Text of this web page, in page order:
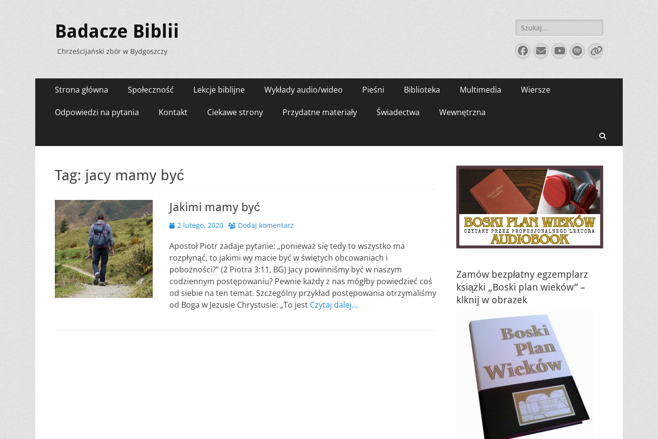
Badacze Biblii
Chrześcijański zbór w Bydgoszczy
Szukaj:
Facebook
E-
mail
YouTube
Spotify
Link
Menu
zawartości
Strona główna Społeczność Lekcje biblijne Wykłady audio/wideo Pieśni Biblioteka Multimedia Wiersze
Odpowiedzi na pytania Kontakt Ciekawe strony Przydatne materiały Świadectwa Wewnętrzna
Tag: jacy mamy być
Jakimi mamy być
Opublikowano
2 lutego, 2020 Dodaj komentarz
Apostoł Piotr zadaje pytanie: „ponieważ się tedy to wszystko ma
rozpłynąć, to jakimi wy macie być w świętych obcowaniach i
pobożności?” (2 Piotra 3:11, BG) Jacy powinniśmy być w naszym
codziennym postępowaniu? Pewnie każdy z nas mógłby powiedzieć coś
od siebie na ten temat. Szczególny przykład postępowania otrzymaliśmy
od Boga w Jezusie Chrystusie: „To jest Czytaj dalej…
Zamów bezpłatny egzemplarz
książki „Boski plan wieków” –
klknij w obrazek